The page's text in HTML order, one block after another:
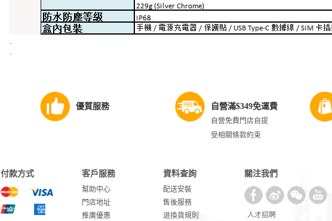
·
·
優質服務 自營滿$349免運費
自營免費門店自提
受相關條款約束
付款方式 客戶服務
幫助中心
門店地址
推廣優惠
資料查詢
配送安裝
售後服務
退換貨規則
關注我們
人才招聘